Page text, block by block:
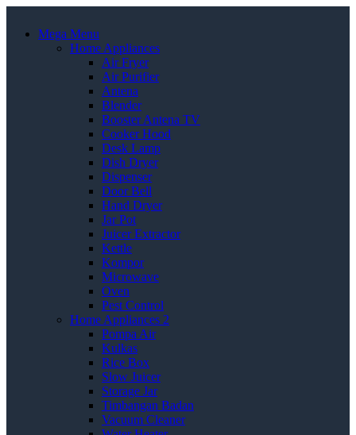
Mega Menu
Home Appliances
Air Fryer
Air Purifier
Antena
Blender
Booster Antena TV
Cooker Hood
Desk Lamp
Dish Dryer
Dispenser
Door Bell
Hand Dryer
Jar Pot
Juicer Extractor
Kettle
Kompor
Microwave
Oven
Pest Control
Home Appliances 2
Pompa Air
Kulkas
Rice Box
Slow Juicer
Storage Jar
Timbangan Badan
Vacuum Cleaner